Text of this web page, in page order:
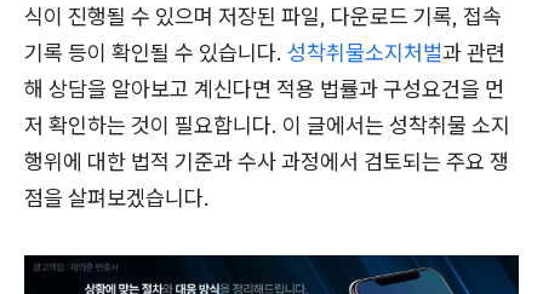
식이 진행될 수 있으며 저장된 파일, 다운로드 기록, 접속
기록 등이 확인될 수 있습니다. 성착취물소지처벌과 관련
해 상담을 알아보고 계신다면 적용 법률과 구성요건을 먼
저 확인하는 것이 필요합니다. 이 글에서는 성착취물 소지
행위에 대한 법적 기준과 수사 과정에서 검토되는 주요 쟁
점을 살펴보겠습니다.